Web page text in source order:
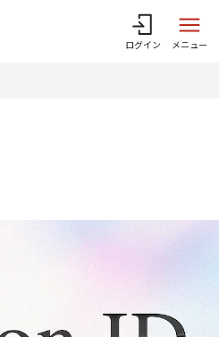
ログイン メニュー